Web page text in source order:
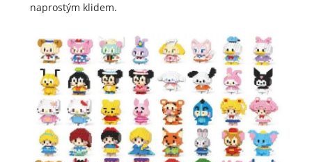
naprostým klidem.